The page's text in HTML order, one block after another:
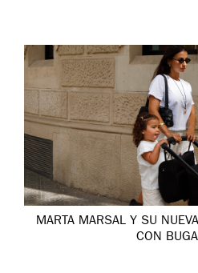
MARTA MARSAL Y SU
CON